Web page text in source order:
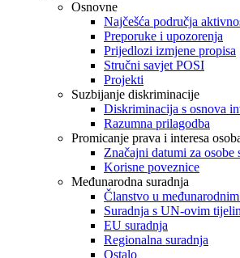
Osnovne
Najčešća područja
Preporuke i upozorenja
Prijedlozi izmjene propisa
Stručni savjet POSI
Projekti
Suzbijanje diskriminacije
Diskriminacija s osnova
Razumna prilagodba
Promicanje prava i interesa
Značajni datumi za osobe
Korisne poveznice
Međunarodna suradnja
Članstvo u
Suradnja s UN-ovim
EU suradnja
Regionalna suradnja
Ostalo